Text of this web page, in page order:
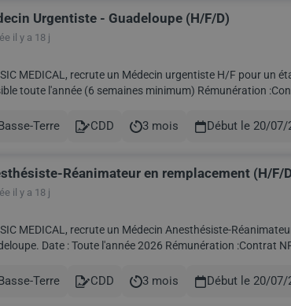
Urgentiste - Guadeloupe (H/F/D)
il y a 18 j
MEDICAL, recrute un Médecin urgentiste H/F pour un
toute l'année (6 semaines minimum) Rémunération
Terre
Contract
CDD
Durée
3 mois Début le 20/07/
Réanimateur en remplacement (H/F/
il y a 18 j
MEDICAL, recrute un Médecin Anesthésiste-
:Contrat NPC motif 2 (10 207,70 € incluant les 40% dindemnité de vie chère)
Terre
Contract
CDD
Durée
3 mois Début le 20/07/